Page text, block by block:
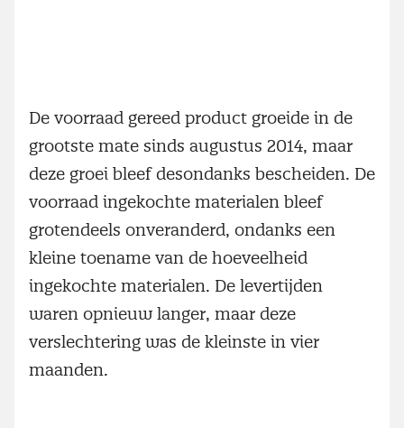
De voorraad gereed product groeide in de
grootste mate sinds augustus 2014, maar
deze groei bleef desondanks bescheiden. De
voorraad ingekochte materialen bleef
grotendeels onveranderd, ondanks een
kleine toename van de hoeveelheid
ingekochte materialen. De levertijden
waren opnieuw langer, maar deze
verslechtering was de kleinste in vier
maanden.